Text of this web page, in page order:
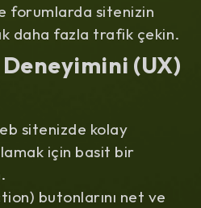
forumlarda sitenizin
daha fazla trafik çekin.
Deneyimini (UX)
sitenizde kolay
için basit bir
butonlarını net ve